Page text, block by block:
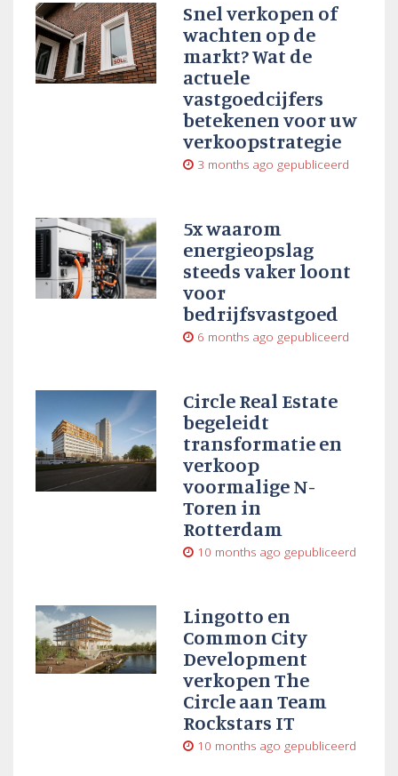
Snel verkopen of
wachten op de
markt? Wat de
actuele
vastgoedcijfers
betekenen voor uw
verkoopstrategie
3 months ago gepubliceerd
5x waarom
energieopslag
steeds vaker loont
voor
bedrijfsvastgoed
6 months ago gepubliceerd
Circle Real Estate
begeleidt
transformatie en
verkoop
voormalige N-
Toren in
Rotterdam
10 months ago gepubliceerd
Lingotto en
Common City
Development
verkopen The
Circle aan Team
Rockstars IT
10 months ago gepubliceerd